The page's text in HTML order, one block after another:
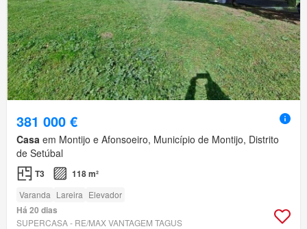
381 000 €
Casa em Montijo e Afonsoeiro, Município de Montijo, Distrito
de Setúbal
T3 118 m²
Varanda Lareira Elevador
Há 20 dias
SUPERCASA - RE/MAX VANTAGEM TAGUS